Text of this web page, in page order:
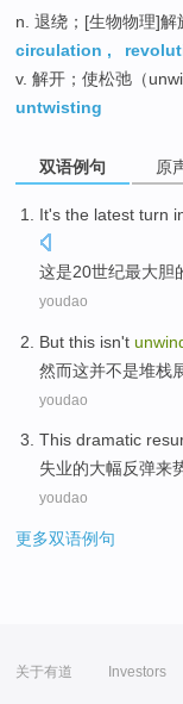
n. 退绕；[生物物理]解
circulation ,
v. 解开；使松弛（
untwisting
双语例句 原
It's the latest turn
这是20世纪最大胆
youdao
But this isn't
然而这并不是堆栈
youdao
This dramatic
失业的大幅反弹来
youdao
更多双语例句
关于有道 Investors